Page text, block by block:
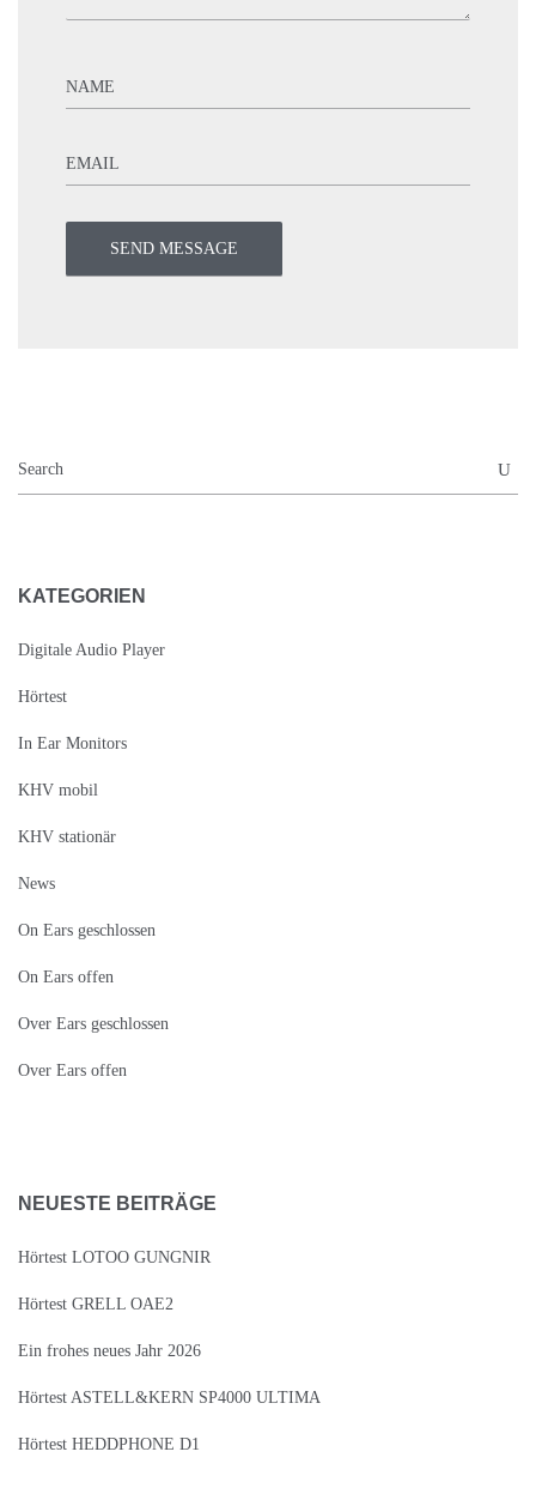
KATEGORIEN
Digitale Audio Player
Hörtest
In Ear Monitors
KHV mobil
KHV stationär
News
On Ears geschlossen
On Ears offen
Over Ears geschlossen
Over Ears offen
NEUESTE BEITRÄGE
Hörtest LOTOO GUNGNIR
Hörtest GRELL OAE2
Ein frohes neues Jahr 2026
Hörtest ASTELL&KERN SP4000 ULTIMA
Hörtest HEDDPHONE D1